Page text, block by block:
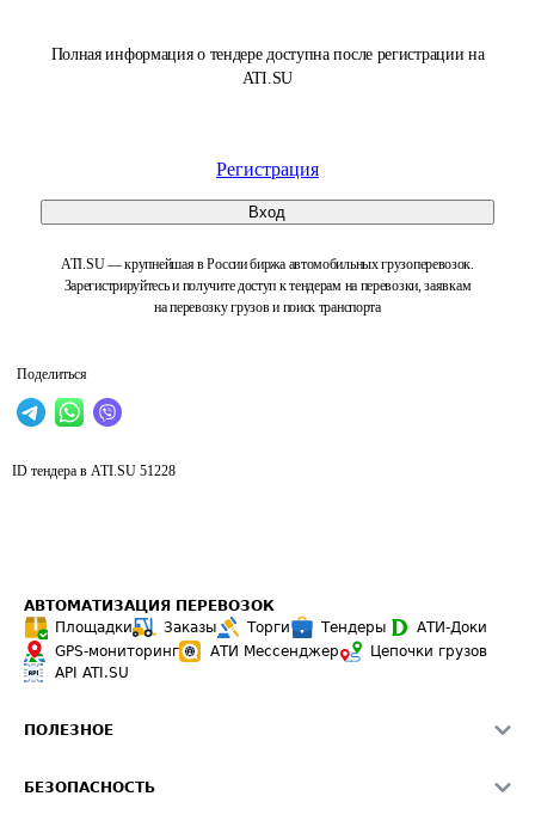
Полная информация о тендере доступна после регистрации на
ATI.SU
Регистрация
Вход
ATI.SU — крупнейшая в России биржа автомобильных грузоперевозок.
Зарегистрируйтесь и получите доступ к тендерам на перевозки, заявкам
на перевозку грузов и поиск транспорта
Поделиться
ID тендера в ATI.SU 51228
АВТОМАТИЗАЦИЯ ПЕРЕВОЗОК
Площадки
Заказы Торги Тендеры
АТИ-Доки
GPS-мониторинг
АТИ Мессенджер
Цепочки грузов
API ATI.SU
ПОЛЕЗНОЕ
БЕЗОПАСНОСТЬ